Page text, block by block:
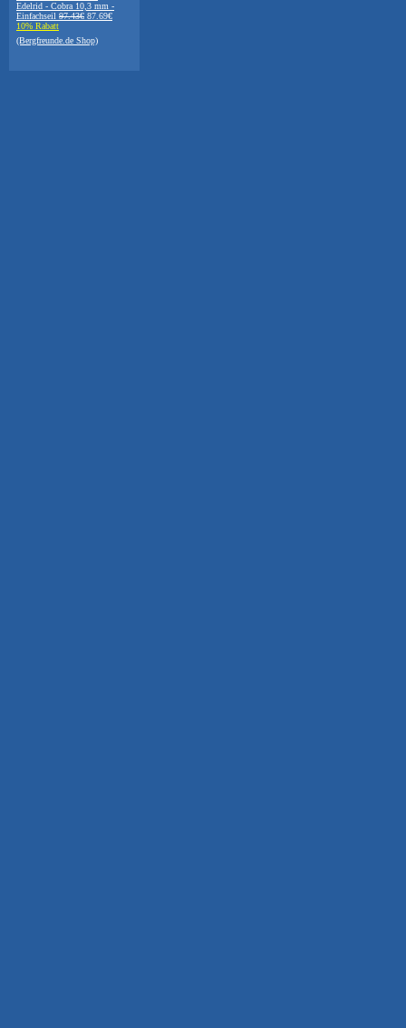
Edelrid - Cobra 10,3 mm -
Einfachseil 97.43€ 87.69€
10% Rabatt
(Bergfreunde.de Shop)